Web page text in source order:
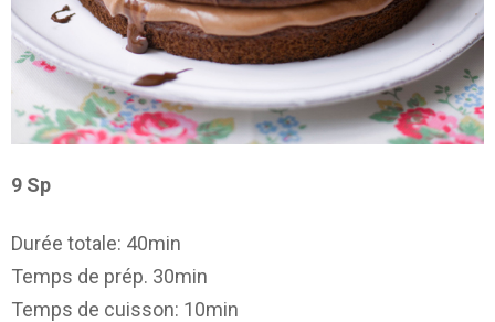
9 Sp
Durée totale: 40min
Temps de prép. 30min
Temps de cuisson: 10min